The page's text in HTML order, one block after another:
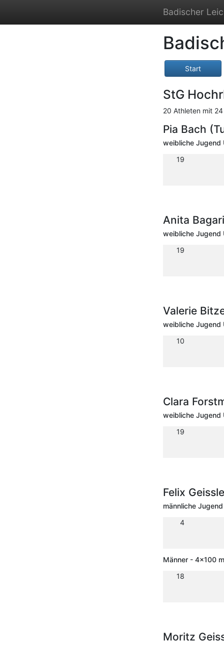
Badischer
Start
StG
20 Athleten mit
Pia Bach
weibliche Jugend
19
Anita
weibliche Jugend
19
Valerie
weibliche Jugend
10
Clara
weibliche Jugend
19
Felix
männliche
4
Männer - 4x100
18
Moritz